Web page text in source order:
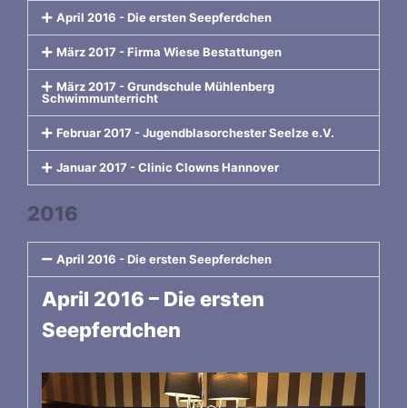
April 2016 - Die ersten Seepferdchen
März 2017 - Firma Wiese Bestattungen
März 2017 - Grundschule Mühlenberg
Schwimmunterricht
Februar 2017 - Jugendblasorchester Seelze e.V.
Januar 2017 - Clinic Clowns Hannover
2016
April 2016 - Die ersten Seepferdchen
April 2016 – Die ersten
Seepferdchen